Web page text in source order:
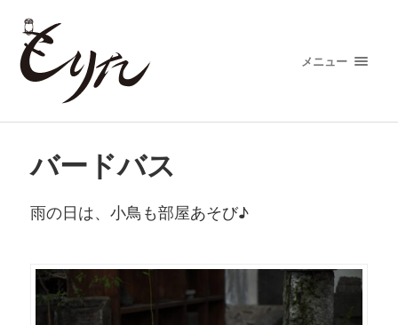
メニュー
バードバス
雨の日は、小鳥も部屋あそび♪